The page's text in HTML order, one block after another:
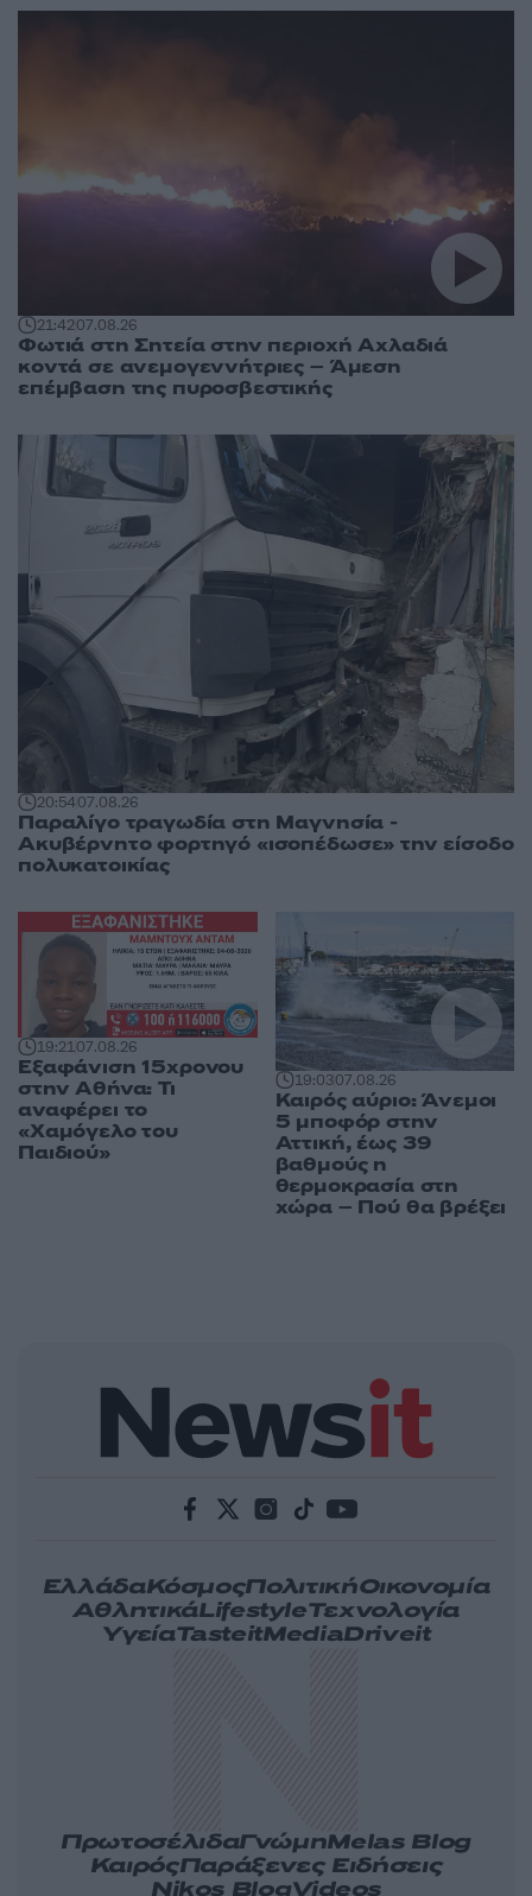
21:4207.08.26
Φωτιά στη Σητεία στην περιοχή Αχλαδιά
κοντά σε ανεμογεννήτριες – Άμεση
επέμβαση της πυροσβεστικής
20:5407.08.26
Παραλίγο τραγωδία στη Μαγνησία -
Ακυβέρνητο φορτηγό «ισοπέδωσε» την είσοδο
πολυκατοικίας
19:2107.08.26
Εξαφάνιση 15χρονου
στην Αθήνα: Τι
αναφέρει το
«Χαμόγελο του
Παιδιού»
19:0307.08.26
Καιρός αύριο: Άνεμοι
5 μποφόρ στην
Αττική, έως 39
βαθμούς η
θερμοκρασία στη
χώρα – Πού θα βρέξει
ΕλλάδαΚόσμοςΠολιτικήΟικονομία
ΑθλητικάLifestyleΤεχνολογία
ΥγείαTasteitMediaDriveit
ΠρωτοσέλιδαΓνώμηMelas Blog
ΚαιρόςΠαράξενες Ειδήσεις
Nikos BlogVideos